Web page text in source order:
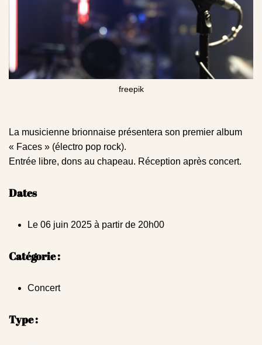
freepik
La musicienne brionnaise présentera son premier album
« Faces » (électro pop rock).
Entrée libre, dons au chapeau. Réception après concert.
Dates
Le 06 juin 2025 à partir de 20h00
Catégorie :
Concert
Type :